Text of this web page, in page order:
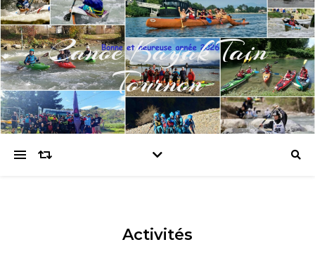
Canoe Kayak Tain
Tournon
Activités